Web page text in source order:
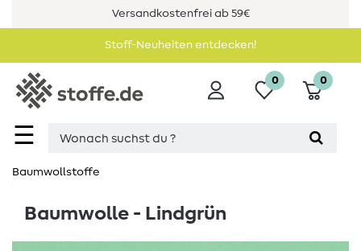
Versandkostenfrei ab 59€
Stoff-Neuheiten entdecken!
☰
0 0
Baumwollstoffe
Baumwolle - Lindgrün